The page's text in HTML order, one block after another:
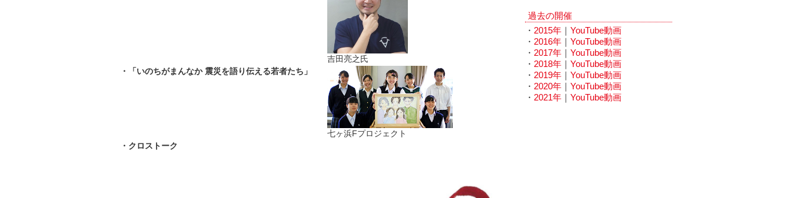
吉田亮之氏
・「いのちがまんなか 震災を語り伝える若者たち」
七ヶ浜Fプロジェクト
・クロストーク
過去の開催
・ 2015年
YouTube動画
・ 2016年
YouTube動画
・ 2017年
YouTube動画
・ 2018年
YouTube動画
・ 2019年
YouTube動画
・ 2020年
YouTube動画
・ 2021年 YouTube動画